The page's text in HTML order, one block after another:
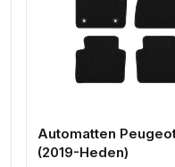
Automatten
(2019-Heden)